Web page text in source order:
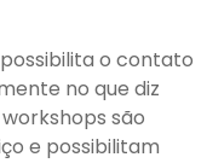
o contato
no que diz
são
e possibilitam